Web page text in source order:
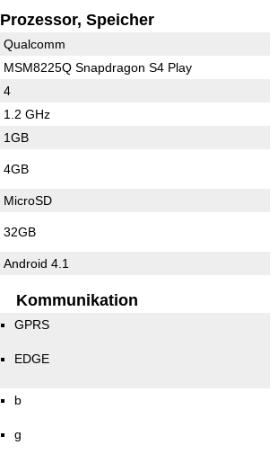
Prozessor, Speicher
Qualcomm
MSM8225Q Snapdragon S4 Play
4
1.2 GHz
1GB
4GB
MicroSD
32GB
Android 4.1
Kommunikation
GPRS
EDGE
b
g